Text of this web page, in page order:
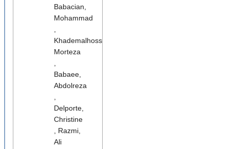
Babacian,
Mohammad
,
Khademalhosseini,
Morteza
,
Babaee,
Abdolreza
,
Delporte,
Christine
, Razmi,
Ali